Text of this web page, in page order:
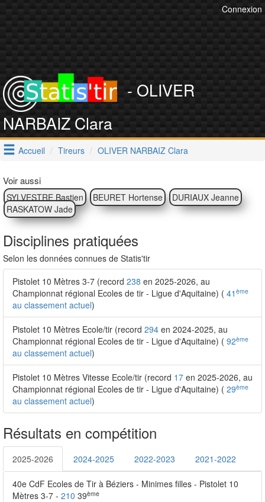
Connexion
- OLIVER
NARBAIZ Clara
Accueil Tireurs OLIVER NARBAIZ Clara
Voir aussi
SYLVESTRE Bastien BEURET Hortense
DURIAUX Jeanne
RASKATOW Jade
Disciplines pratiquées
Selon les données connues de Statis'tir
Pistolet 10 Mètres 3-7 (record 238 en 2025-2026, au
Championnat régional Ecoles de tir - Ligue d'Aquitaine) ( 41 ème
au classement actuel)
Pistolet 10 Mètres Ecole/tir (record 294 en 2024-2025, au
Championnat régional Ecoles de tir - Ligue d'Aquitaine) ( 92ème
au classement actuel)
Pistolet 10 Mètres Vitesse Ecole/tir (record 17 en 2025-2026, au
Championnat régional Ecoles de tir - Ligue d'Aquitaine) ( 29ème
au classement actuel)
Résultats en compétition
2025-2026 2024-2025 2022-2023 2021-2022
40e CdF Ecoles de Tir à Béziers - Minimes filles - Pistolet 10
Mètres 3-7 - 210 39ème